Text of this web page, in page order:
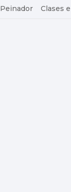
Peinador Clases